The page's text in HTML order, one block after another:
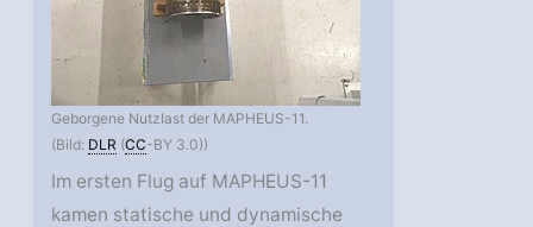
Geborgene Nutzlast der MAPHEUS-11.
(Bild: DLR (CC-BY 3.0))
Im ersten Flug auf MAPHEUS-11
kamen statische und dynamische